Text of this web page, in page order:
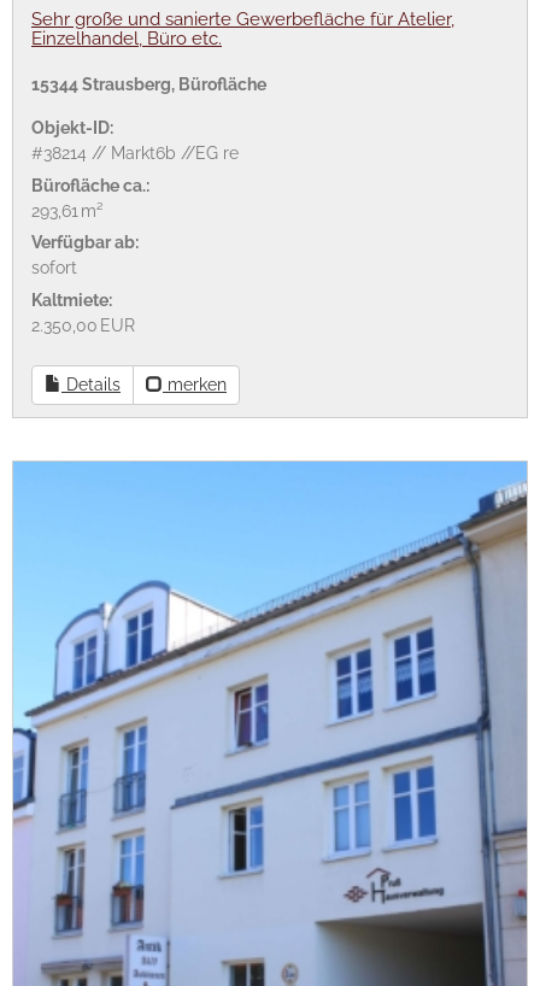
Sehr große und sanierte Gewerbefläche für Atelier,
Einzelhandel, Büro etc.
15344 Strausberg, Bürofläche
Objekt-ID:
#38214 // Markt6b //EG re
Bürofläche ca.:
293,61 m²
Verfügbar ab:
sofort
Kaltmiete:
2.350,00 EUR
Details merken